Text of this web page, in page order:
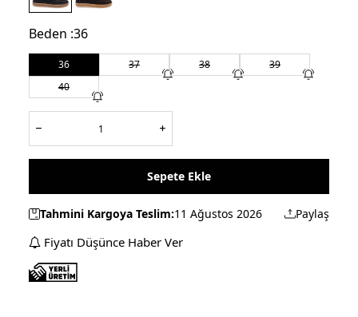
Beden :36
36 37 38
39
40
Sepete Ekle
Tahmini Kargoya Teslim:11 Ağustos 2026 Paylaş
Fiyatı Düşünce Haber Ver